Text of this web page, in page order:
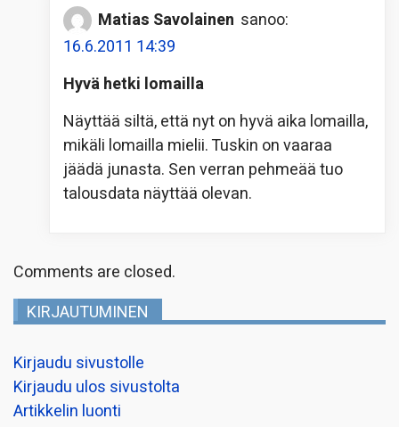
Matias Savolainen sanoo:
16.6.2011 14:39
Hyvä hetki lomailla
Näyttää siltä, että nyt on hyvä aika lomailla,
mikäli lomailla mielii. Tuskin on vaaraa
jäädä junasta. Sen verran pehmeää tuo
talousdata näyttää olevan.
Comments are closed.
KIRJAUTUMINEN
Kirjaudu sivustolle
Kirjaudu ulos sivustolta
Artikkelin luonti